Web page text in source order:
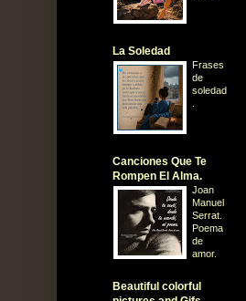
La Soledad
Frases
de
soledad
Canciones Que Te
Rompen El Alma.
Joan
Manuel
Serrat.
Poema
de
amor.
Beautiful colorful